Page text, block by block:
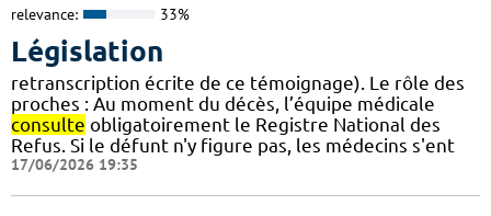
relevance: 33%
Législation
retranscription écrite de ce témoignage). Le rôle des
proches : Au moment du décès, l’équipe médicale
consulte obligatoirement le Registre National des
Refus. Si le défunt n'y figure pas, les médecins s'ent
17/06/2026 19:35